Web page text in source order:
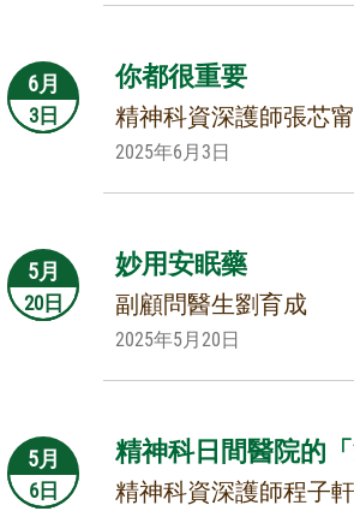
6月
3日
你都很重要
精神科資深護師張芯甯
2025年6月3日
5月
20日
妙用安眠藥
副顧問醫生劉育成
2025年5月20日
5月
6日
精神科日間醫院的「
精神科資深護師程子軒